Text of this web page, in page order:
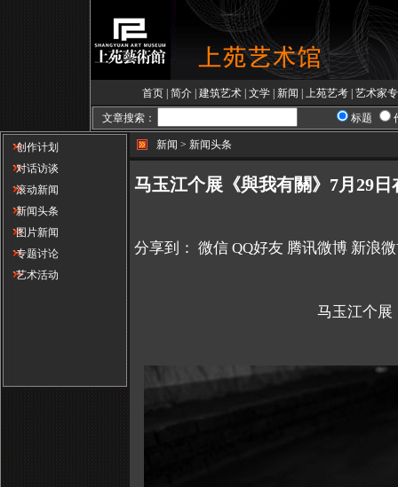
首页 简介 建筑艺术 文学 新闻 上苑艺考 艺术家
文章搜索：
标题
创作计划
对话访谈
滚动新闻
新闻头条
图片新闻
专题讨论
艺术活动
新闻 > 新闻头条
马玉江个展《與我有關》7月29
分享到： 微信 QQ好友 腾讯微博 新浪
马玉江个展